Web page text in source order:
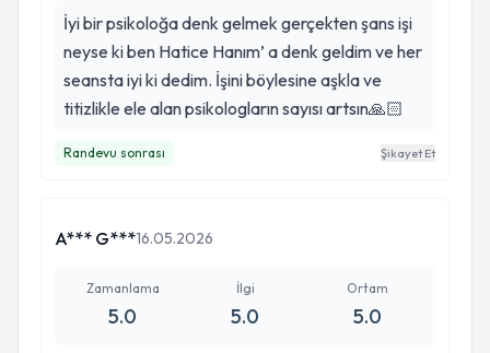
İyi bir psikoloğa denk gelmek gerçekten şans işi
neyse ki ben Hatice Hanım’ a denk geldim ve her
seansta iyi ki dedim. İşini böylesine aşkla ve
titizlikle ele alan psikologların sayısı artsın🙏🏻
Randevu sonrası Şikayet Et
A*** G***16.05.2026
Zamanlama
5.0
İlgi
5.0
Ortam
5.0